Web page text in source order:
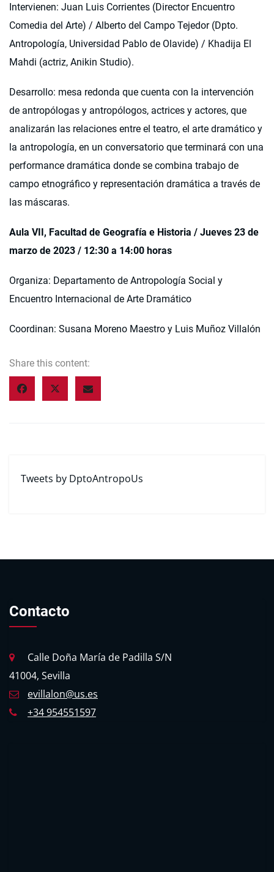
Intervienen: Juan Luis Corrientes (Director Encuentro
Comedia del Arte) / Alberto del Campo Tejedor (Dpto.
Antropología, Universidad Pablo de Olavide) / Khadija El
Mahdi (actriz, Anikin Studio).
Desarrollo: mesa redonda que cuenta con la intervención
de antropólogas y antropólogos, actrices y actores, que
analizarán las relaciones entre el teatro, el arte dramático y
la antropología, en un conversatorio que terminará con una
performance dramática donde se combina trabajo de
campo etnográfico y representación dramática a través de
las máscaras.
Aula VII, Facultad de Geografía e Historia / Jueves 23 de
marzo de 2023 / 12:30 a 14:00 horas
Organiza: Departamento de Antropología Social y
Encuentro Internacional de Arte Dramático
Coordinan: Susana Moreno Maestro y Luis Muñoz Villalón
Share this content:
Tweets by DptoAntropoUs
Contacto
Calle Doña María de Padilla S/N
41004, Sevilla
evillalon@us.es
+34 954551597